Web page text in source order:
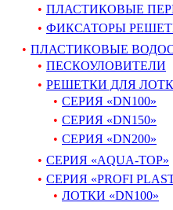
ПЛАСТИКОВЫЕ
ФИКСАТОРЫ
ПЛАСТИКОВЫЕ
ПЕСКОУЛОВИТЕЛИ
РЕШЕТКИ ДЛЯ
СЕРИЯ «DN100»
СЕРИЯ «DN150»
СЕРИЯ «DN200»
СЕРИЯ «AQUA-TOP»
СЕРИЯ «PROFI
ЛОТКИ «DN100»